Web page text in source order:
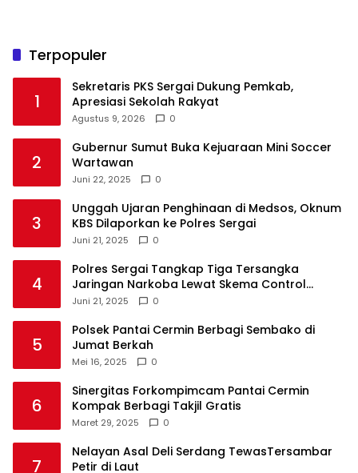
Terpopuler
1
Sekretaris PKS Sergai Dukung Pemkab,
Apresiasi Sekolah Rakyat
Agustus 9, 2026 0
2
Gubernur Sumut Buka Kejuaraan Mini Soccer
Wartawan
Juni 22, 2025 0
3
Unggah Ujaran Penghinaan di Medsos, Oknum
KBS Dilaporkan ke Polres Sergai
Juni 21, 2025 0
4
Polres Sergai Tangkap Tiga Tersangka
Jaringan Narkoba Lewat Skema Control
Delivery
Juni 21, 2025 0
5
Polsek Pantai Cermin Berbagi Sembako di
Jumat Berkah
Mei 16, 2025 0
6
Sinergitas Forkompimcam Pantai Cermin
Kompak Berbagi Takjil Gratis
Maret 29, 2025 0
7
Nelayan Asal Deli Serdang TewasTersambar
Petir di Laut